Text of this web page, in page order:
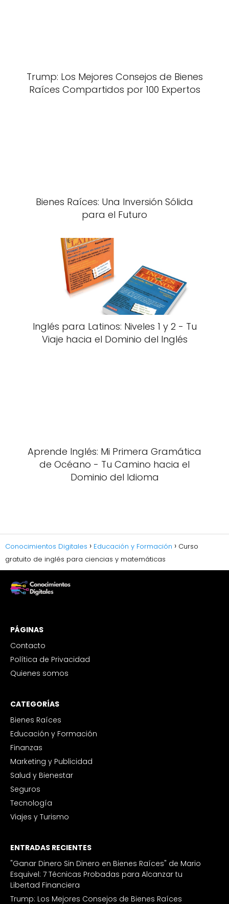
Trump: Los Mejores Consejos de Bienes
Raíces Compartidos por 100 Expertos
Bienes Raíces: Una Inversión Sólida
para el Futuro
Inglés para Latinos: Niveles 1 y 2 - Tu
Viaje hacia el Dominio del Inglés
Aprende Inglés: Mi Primera Gramática
de Océano - Tu Camino hacia el
Dominio del Idioma
Conocimientos Digitales Educación y Formación
Curso
gratuito de inglés para ciencias y matemáticas
PÁGINAS
Contacto
Política de Privacidad
Quienes somos
CATEGORÍAS
Bienes Raíces
Educación y Formación
Finanzas
Marketing y Publicidad
Salud y Bienestar
Seguros
Tecnología
Viajes y Turismo
ENTRADAS RECIENTES
"Ganar Dinero Sin Dinero en Bienes Raíces" de Mario
Esquivel: 7 Técnicas Probadas para Alcanzar tu
Libertad Financiera
Trump: Los Mejores Consejos de Bienes Raíces